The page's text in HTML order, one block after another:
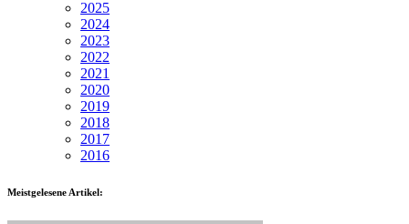
2025
2024
2023
2022
2021
2020
2019
2018
2017
2016
Meistgelesene Artikel: